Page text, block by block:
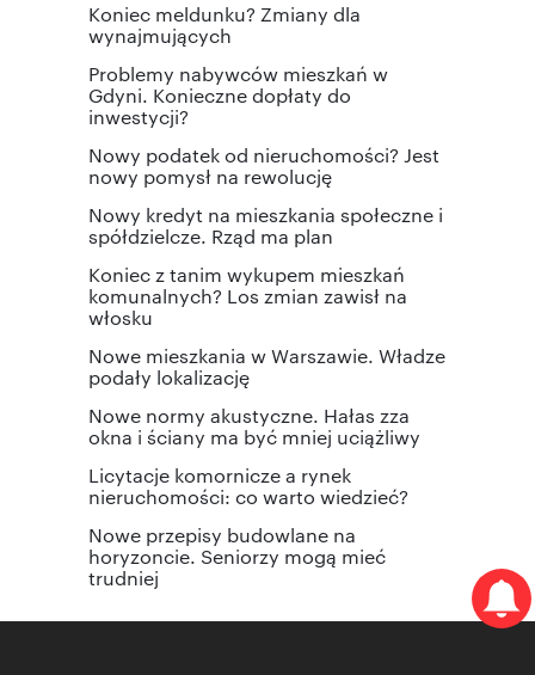
Koniec meldunku? Zmiany dla
wynajmujących
Problemy nabywców mieszkań w
Gdyni. Konieczne dopłaty do
inwestycji?
Nowy podatek od nieruchomości? Jest
nowy pomysł na rewolucję
Nowy kredyt na mieszkania społeczne i
spółdzielcze. Rząd ma plan
Koniec z tanim wykupem mieszkań
komunalnych? Los zmian zawisł na
włosku
Nowe mieszkania w Warszawie. Władze
podały lokalizację
Nowe normy akustyczne. Hałas zza
okna i ściany ma być mniej uciążliwy
Licytacje komornicze a rynek
nieruchomości: co warto wiedzieć?
Nowe przepisy budowlane na
horyzoncie. Seniorzy mogą mieć
trudniej